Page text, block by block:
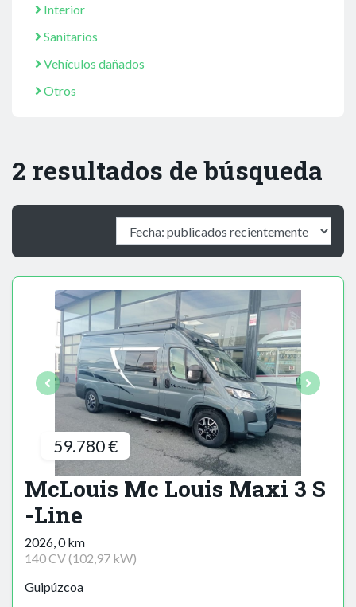
Interior
Sanitarios
Vehículos dañados
Otros
2 resultados de búsqueda
59.780 €
McLouis Mc Louis Maxi 3 S
-Line
2026, 0 km
140 CV (102,97 kW)
Guipúzcoa